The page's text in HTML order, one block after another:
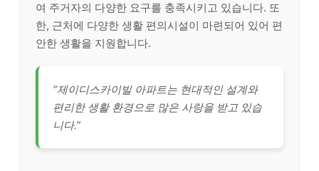
여 주거자의 다양한 요구를 충족시키고 있습니다. 또
한, 근처에 다양한 생활 편의시설이 마련되어 있어 편
안한 생활을 지원합니다.
“제이디스카이빌 아파트는 현대적인 설계와
편리한 생활 환경으로 많은 사랑을 받고 있습
니다.”